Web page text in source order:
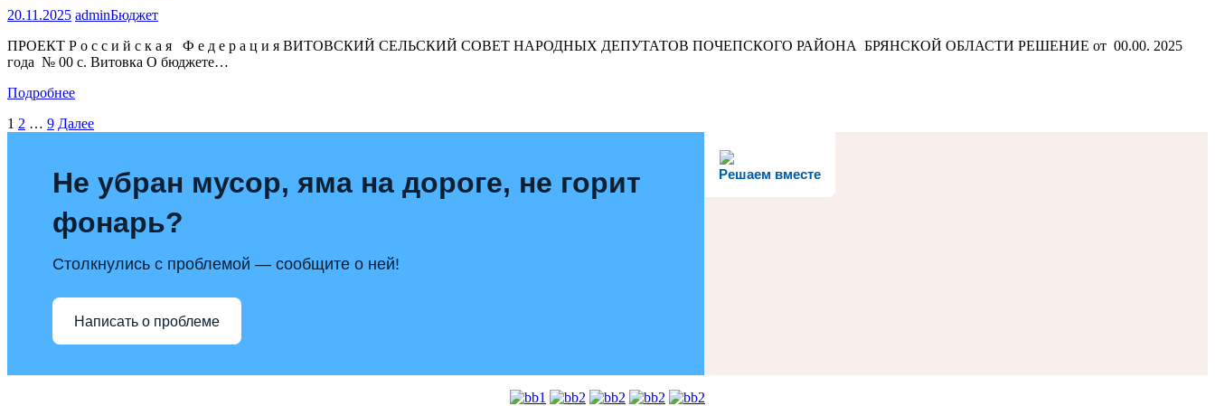
20.11.2025 adminБюджет
ПРОЕКТ Р о с с и й с к а я Ф е д е р а ц и я ВИТОВСКИЙ СЕЛЬСКИЙ СОВЕТ НАРОДНЫХ ДЕПУТАТОВ ПОЧЕПСКОГО РАЙОНА БРЯНСКОЙ ОБЛАСТИ РЕШЕНИЕ от 00.00. 2025
года № 00 с. Витовка О бюджете…
Подробнее
Навигация
записям
1 2 … 9 Далее
Решаем вместе
Не убран мусор, яма на дороге, не горит
фонарь?
Столкнулись с проблемой — сообщите о ней!
Написать о проблеме